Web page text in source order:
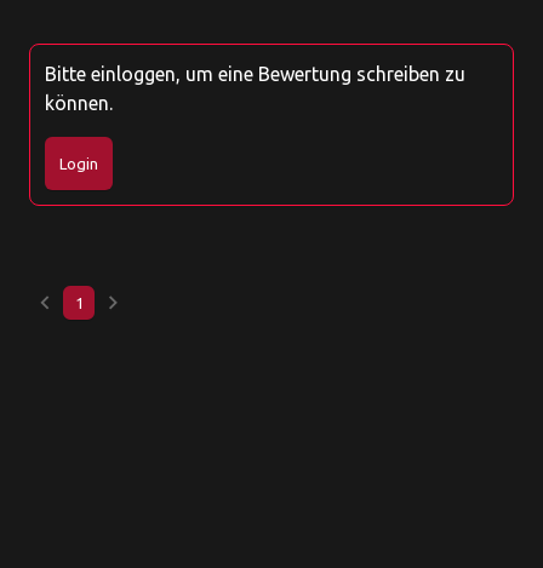
Bitte einloggen, um eine Bewertung schreiben zu
können.
Login
keyboard_arrow_left 1 keyboard_arrow_right